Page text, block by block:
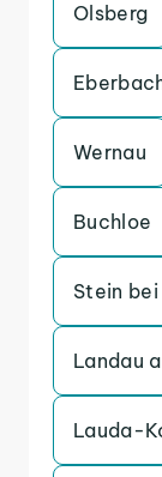
Olsberg
Wernau
Buchloe
Stein
Landau
Lauda-